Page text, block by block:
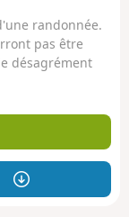
randonnée.
pas être
désagrément